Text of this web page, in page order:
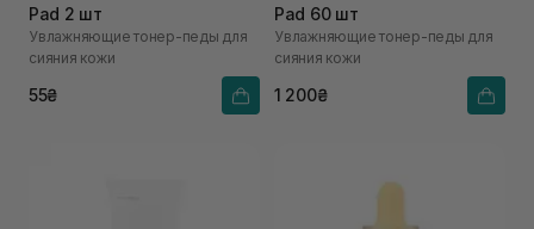
Pad 2 шт
Увлажняющие тонер-педы для
сияния кожи
55₴
Pad 60 шт
Увлажняющие тонер-педы для
сияния кожи
1 200₴